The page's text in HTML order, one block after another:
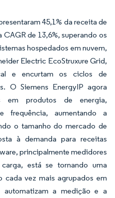
45,1% da receita de
de 13,6%, superando os
hospedados em nuvem,
Electric EcoStruxure Grid,
e encurtam os ciclos de
O Siemens EnergyIP agora
em produtos de energia,
frequência, aumentando a
o tamanho do mercado de
à demanda para receitas
principalmente medidores
está se tornando uma
cada vez mais agrupados em
automatizam a medição e a